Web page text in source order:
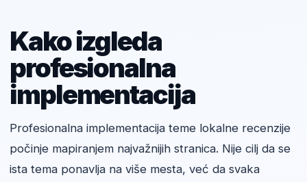
Kako izgleda
profesionalna
implementacija
Profesionalna implementacija teme lokalne recenzije
počinje mapiranjem najvažnijih stranica. Nije cilj da se
ista tema ponavlja na više mesta, već da svaka